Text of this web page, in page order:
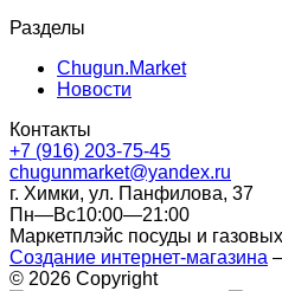
Разделы
Chugun.Market
Новости
Контакты
+7 (916) 203-75-45
chugunmarket@yandex.ru
г. Химки, ул. Панфилова, 37
Пн—Вс10:00—21:00
Маркетплэйс посуды и
Создание интернет-магазина
© 2026 Copyright